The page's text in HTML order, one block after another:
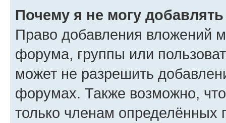
Почему я не могу
Право добавления вложений
форума, группы или
может не разрешить
форумах. Также возможно,
только членам определённых